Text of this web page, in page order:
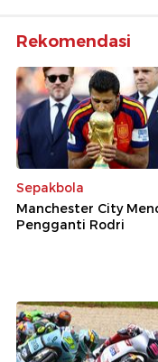
Rekomendasi
Sepakbola
Manchester City
Pengganti Rodri